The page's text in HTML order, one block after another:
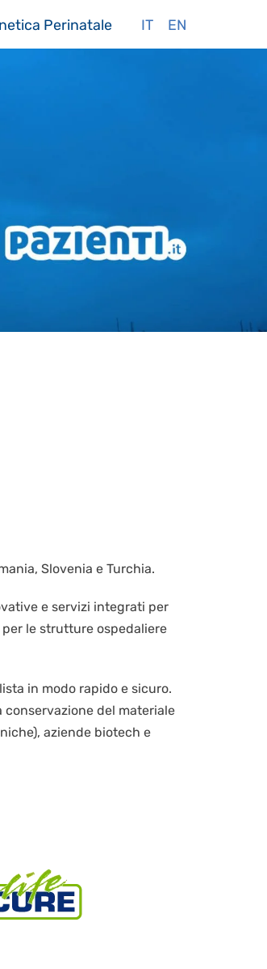
Perinatale IT EN
Slovenia e Turchia.
e servizi integrati per
le strutture ospedaliere
in modo rapido e sicuro.
del materiale
aziende biotech e